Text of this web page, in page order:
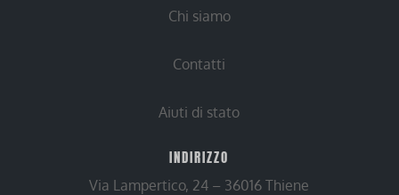
Chi siamo
Contatti
Aiuti di stato
INDIRIZZO
Via Lampertico, 24 – 36016 Thiene